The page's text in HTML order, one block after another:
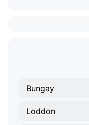
Bungay
Loddon